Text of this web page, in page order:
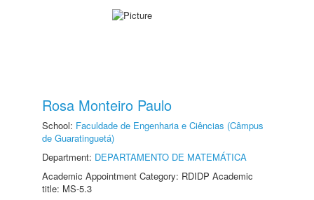
Rosa Monteiro Paulo
School: Faculdade de Engenharia e Ciências (Câmpus
de Guaratinguetá)
Department: DEPARTAMENTO DE MATEMÁTICA
Academic Appointment Category: RDIDP Academic
title: MS-5.3